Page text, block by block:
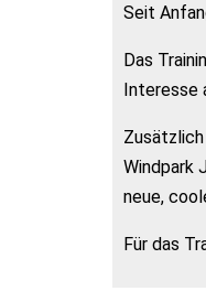
Seit
Das
Interesse
Windpark
neue,
Für das